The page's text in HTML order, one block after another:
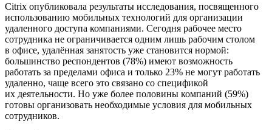
Citrix опубликовала результаты исследования, посвященного
использованию мобильных технологий для организации
удаленного доступа компаниями. Сегодня рабочее место
сотрудника не ограничивается одним лишь рабочим столом
в офисе, удалённая занятость уже становится нормой:
большинство респондентов (78%) имеют возможность
работать за пределами офиса и только 23% не могут работать
удаленно, чаще всего это связано со спецификой
их деятельности. Но уже более половины компаний (59%)
готовы организовать необходимые условия для мобильных
сотрудников.